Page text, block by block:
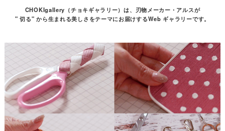
CHOKIgallery（チョキギャラリー）は、刃物メーカー・アルスが
" 切る" から生まれる美しさをテーマにお届けするWeb ギャラリーです。